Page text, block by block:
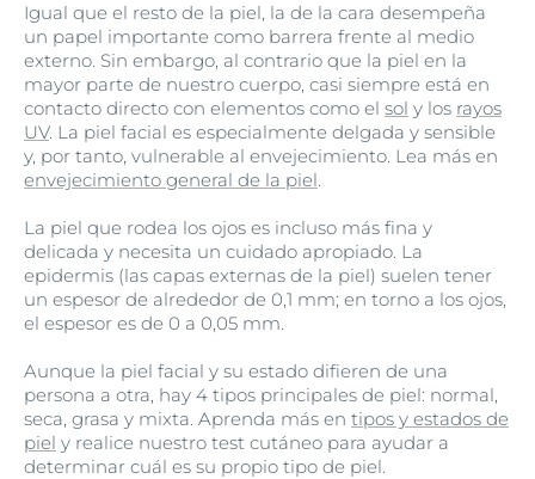
Igual que el resto de la piel, la de la cara desempeña
un papel importante como barrera frente al medio
externo. Sin embargo, al contrario que la piel en la
mayor parte de nuestro cuerpo, casi siempre está en
contacto directo con elementos como el sol y los rayos
UV. La piel facial es especialmente delgada y sensible
y, por tanto, vulnerable al envejecimiento. Lea más en
envejecimiento general de la piel.
La piel que rodea los ojos es incluso más fina y
delicada y necesita un cuidado apropiado. La
epidermis (las capas externas de la piel) suelen tener
un espesor de alrededor de 0,1 mm; en torno a los ojos,
el espesor es de 0 a 0,05 mm.
Aunque la piel facial y su estado difieren de una
persona a otra, hay 4 tipos principales de piel: normal,
seca, grasa y mixta. Aprenda más en tipos y estados de
piel y realice nuestro test cutáneo para ayudar a
determinar cuál es su propio tipo de piel.